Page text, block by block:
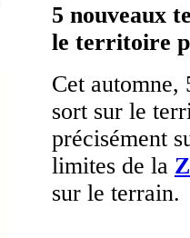
5 nouveaux
le territoire
Cet automne,
sort sur le
précisément
limites de la
sur le terrain.